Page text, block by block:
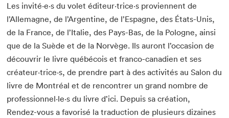
Les invité·e·s du volet éditeur·trice·s proviennent de
l’Allemagne, de l’Argentine, de l’Espagne, des États-Unis,
de la France, de l’Italie, des Pays-Bas, de la Pologne, ainsi
que de la Suède et de la Norvège. Ils auront l’occasion de
découvrir le livre québécois et franco-canadien et ses
créateur·trice·s, de prendre part à des activités au Salon du
livre de Montréal et de rencontrer un grand nombre de
professionnel·le·s du livre d’ici. Depuis sa création,
Rendez-vous a favorisé la traduction de plusieurs dizaines